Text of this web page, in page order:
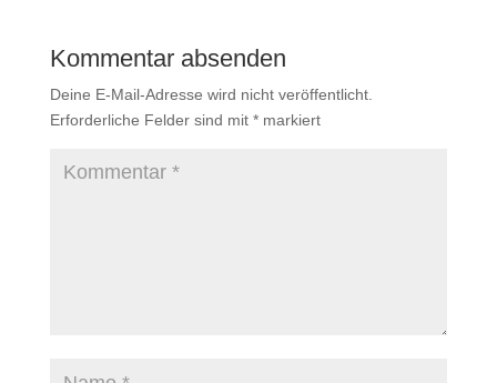
Kommentar absenden
Deine E-Mail-Adresse wird nicht veröffentlicht.
Erforderliche Felder sind mit *markiert